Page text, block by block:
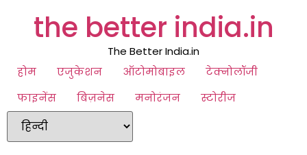
the better india.in
The Better India.in
होम
एजुकेशन ऑटोमोबाइल
टेक्नोलॉजी
फाइनेंस
बिज़नेस मनोरंजन स्टोरीज